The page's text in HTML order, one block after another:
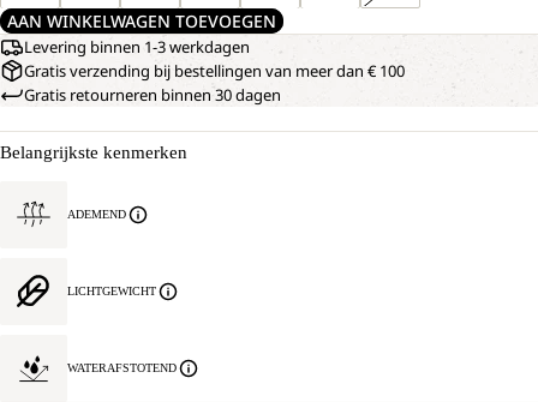
AAN WINKELWAGEN TOEVOEGEN
Levering binnen 1-3 werkdagen
Gratis verzending bij bestellingen van meer dan € 100
Gratis retourneren binnen 30 dagen
Belangrijkste kenmerken
ADEMEND
LICHTGEWICHT
WATERAFSTOTEND